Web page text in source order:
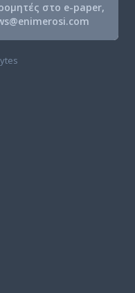
στο e-paper,